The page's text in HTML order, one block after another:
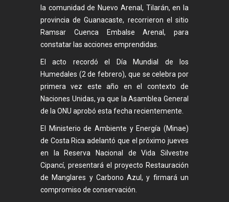
la comunidad de Nuevo Arenal, Tilarán, en la
provincia de Guanacaste, recorrieron el sitio
Ramsar Cuenca Embalse Arenal, para
constatar las acciones emprendidas.
El acto recordó el Día Mundial de los
Humedales (2 de febrero), que se celebra por
primera vez este año en el contexto de
Naciones Unidas, ya que la Asamblea General
de la ONU aprobó esta fecha recientemente.
El Ministerio de Ambiente y Energía (Minae)
de Costa Rica adelantó que el próximo jueves
en la Reserva Nacional de Vida Silvestre
Cipancí, presentará el proyecto Restauración
de Manglares y Carbono Azul, y firmará un
compromiso de conservación.